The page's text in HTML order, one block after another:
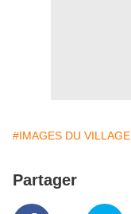
#IMAGES DU VILLAGE
Partager